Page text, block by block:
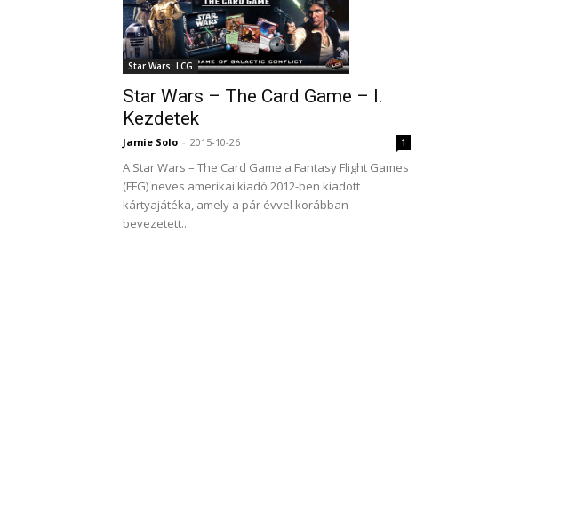
Star Wars: LCG
Star Wars – The Card Game – I.
Kezdetek
Jamie Solo - 2015-10-26 1
A Star Wars – The Card Game a Fantasy Flight Games
(FFG) neves amerikai kiadó 2012-ben kiadott
kártyajátéka, amely a pár évvel korábban
bevezetett...